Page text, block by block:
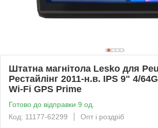
Штатна магнітола Lesko для
Рестайлінг 2011-н.в. IPS 9" 4/
Wi-Fi GPS Prime
Готово до відправки 9 од.
Код: 11177-62299
Опт і роздріб